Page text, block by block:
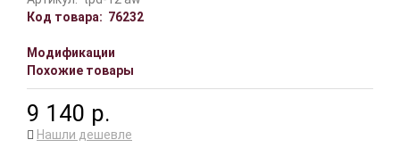
Код товара: 76232
Модификации
Похожие товары
9 140 р.
Нашли дешевле